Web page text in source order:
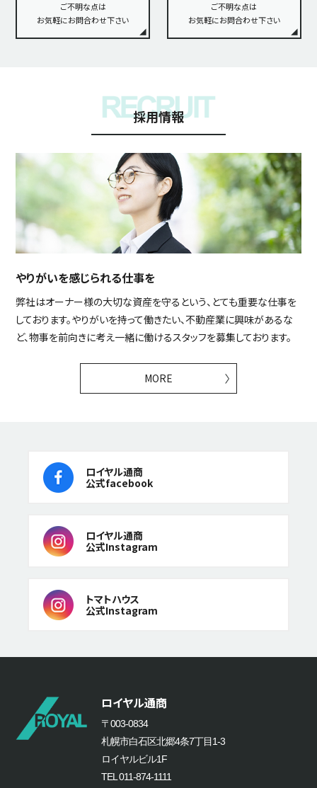
ご不明な点は
お気軽にお問合わせ下さい
ご不明な点は
お気軽にお問合わせ下さい
採用情報
やりがいを感じられる仕事を
弊社はオーナー様の大切な資産を守るという、とても重要な仕事を
しております。やりがいを持って働きたい、不動産業に興味があるな
ど、物事を前向きに考え一緒に働けるスタッフを募集しております。
MORE
ロイヤル通商
公式facebook
ロイヤル通商
公式Instagram
トマトハウス
公式Instagram
ロイヤル通商
〒003-0834
札幌市白石区北郷4条7丁目1-3
ロイヤルビル1F
TEL 011-874-1111